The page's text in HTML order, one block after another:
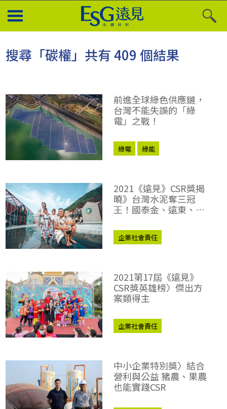
搜尋「碳權」共有 409 個結果
前進全球綠色供應鏈，
台灣不能失誤的「綠
電」之戰！
綠電 綠能
2021《遠見》CSR獎揭
曉》台灣水泥奪三冠
王！國泰金、遠東、永
企業社會責任
2021第17屆《遠見》
CSR獎英雄榜〉傑出方
案類得主
企業社會責任
中小企業特別獎〉結合
營利與公益 豬農、果農
也能實踐CSR